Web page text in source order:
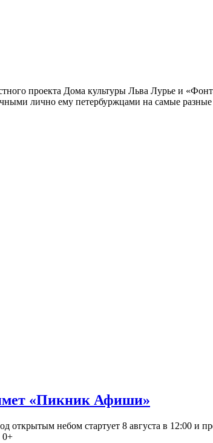
проекта Дома культуры Льва Лурье и
лично ему петербуржцами на самые
«Пикник Афиши»
небом стартует 8 августа в 12:00 и
0+